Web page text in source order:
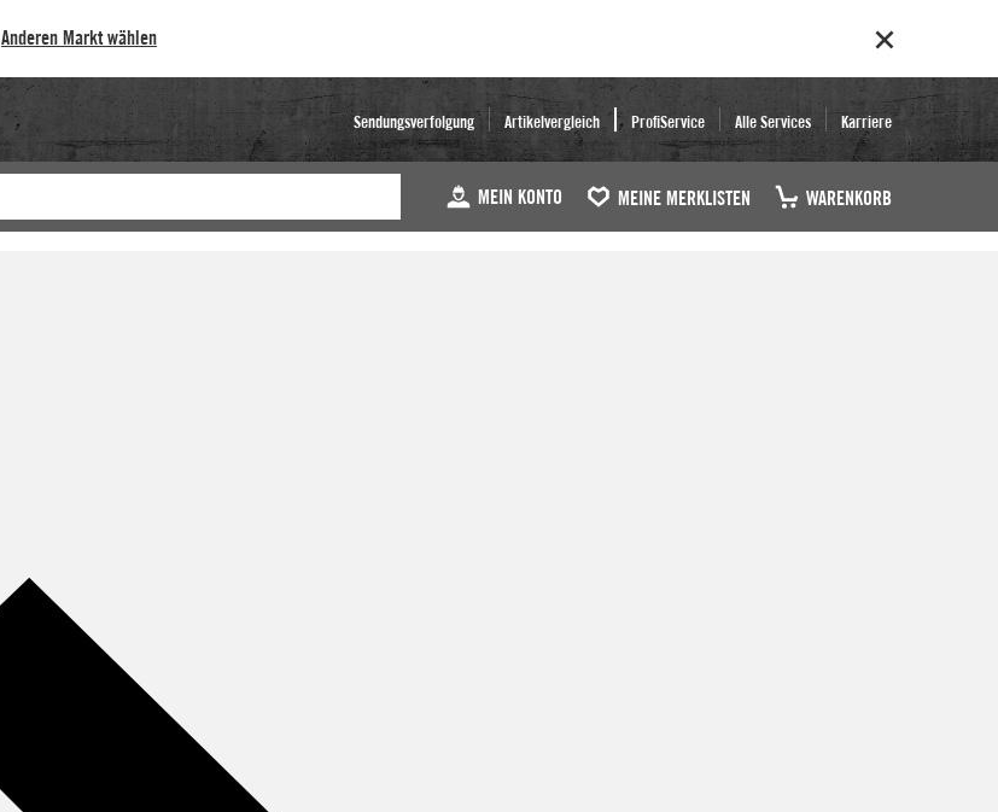
Anderen Markt wählen
Sendungsverfolgung Artikelvergleich ProfiService Alle Services Karriere
MEIN KONTO MEINE MERKLISTEN WARENKORB